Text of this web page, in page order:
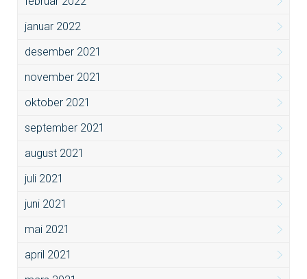
januar 2022
desember 2021
november 2021
oktober 2021
september 2021
august 2021
juli 2021
juni 2021
mai 2021
april 2021